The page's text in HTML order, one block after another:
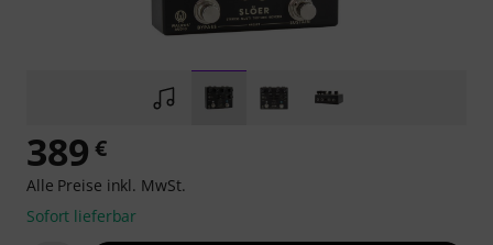
389 €
Alle Preise inkl. MwSt.
Sofort lieferbar